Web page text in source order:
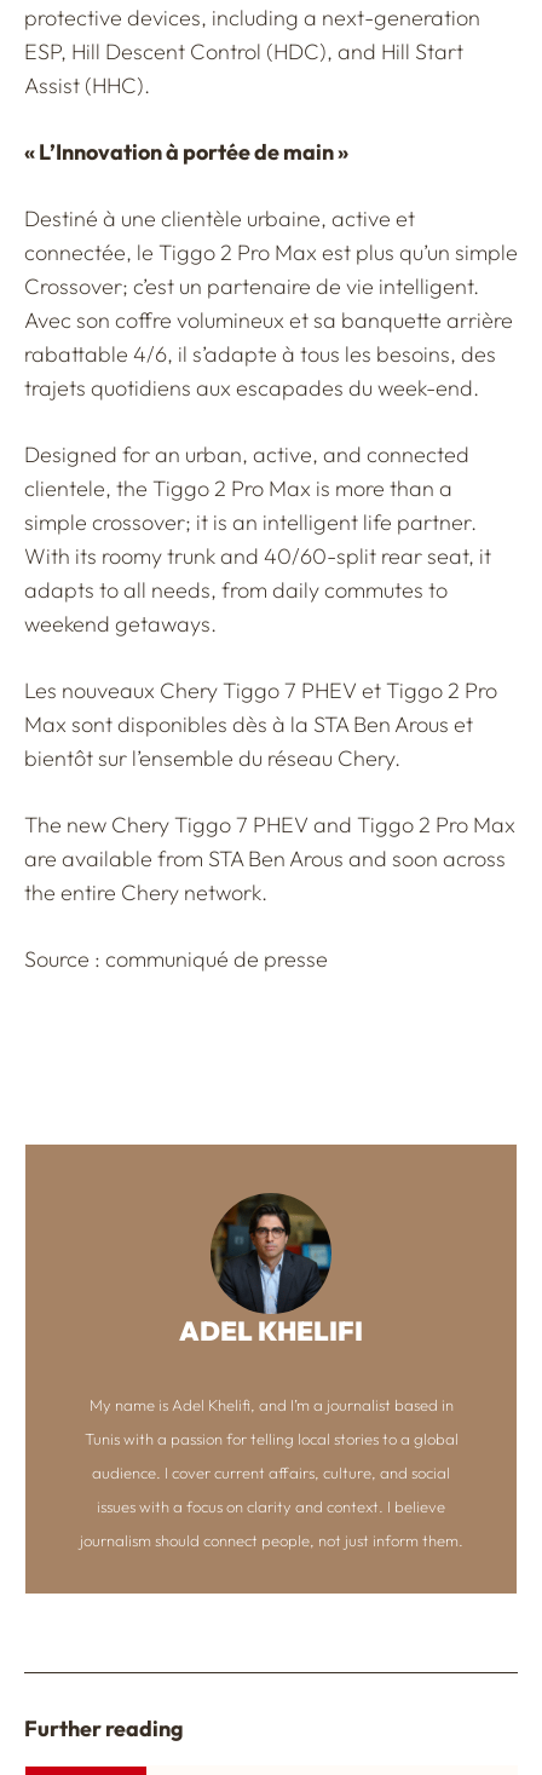
protective devices, including a next-generation
ESP, Hill Descent Control (HDC), and Hill Start
Assist (HHC).
« L’Innovation à portée de main »
Destiné à une clientèle urbaine, active et
connectée, le Tiggo 2 Pro Max est plus qu’un simple
Crossover; c’est un partenaire de vie intelligent.
Avec son coffre volumineux et sa banquette arrière
rabattable 4/6, il s’adapte à tous les besoins, des
trajets quotidiens aux escapades du week-end.
Designed for an urban, active, and connected
clientele, the Tiggo 2 Pro Max is more than a
simple crossover; it is an intelligent life partner.
With its roomy trunk and 40/60-split rear seat, it
adapts to all needs, from daily commutes to
weekend getaways.
Les nouveaux Chery Tiggo 7 PHEV et Tiggo 2 Pro
Max sont disponibles dès à la STA Ben Arous et
bientôt sur l’ensemble du réseau Chery.
The new Chery Tiggo 7 PHEV and Tiggo 2 Pro Max
are available from STA Ben Arous and soon across
the entire Chery network.
Source : communiqué de presse
ADEL KHELIFI
My name is Adel Khelifi, and I’m a journalist based in
Tunis with a passion for telling local stories to a global
audience. I cover current affairs, culture, and social
issues with a focus on clarity and context. I believe
journalism should connect people, not just inform them.
Further reading